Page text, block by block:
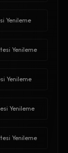
Yenileme
Yenileme
Yenileme
Yenileme
Yenileme